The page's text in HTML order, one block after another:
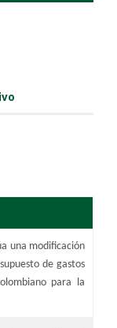
una modificación
de gastos
para la